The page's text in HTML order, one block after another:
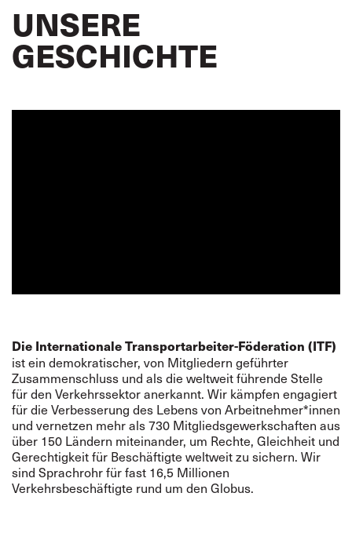
UNSERE
GESCHICHTE
Die Internationale Transportarbeiter-Föderation (ITF)
ist ein demokratischer, von Mitgliedern geführter
Zusammenschluss und als die weltweit führende Stelle
für den Verkehrssektor anerkannt. Wir kämpfen engagiert
für die Verbesserung des Lebens von Arbeitnehmer*innen
und vernetzen mehr als 730 Mitgliedsgewerkschaften aus
über 150 Ländern miteinander, um Rechte, Gleichheit und
Gerechtigkeit für Beschäftigte weltweit zu sichern. Wir
sind Sprachrohr für fast 16,5 Millionen
Verkehrsbeschäftigte rund um den Globus.